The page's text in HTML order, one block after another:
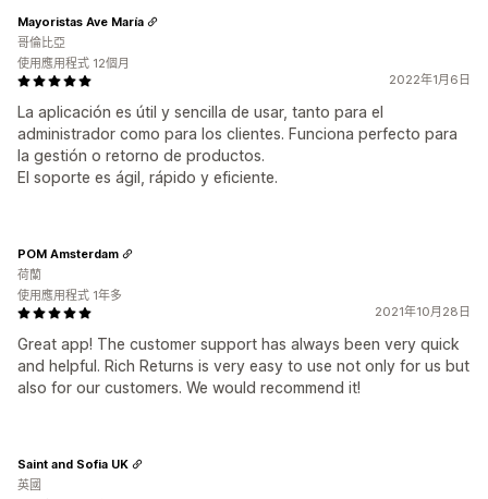
2022年1月6日
La aplicación es útil y sencilla de usar, tanto para el
administrador como para los clientes. Funciona perfecto para
la gestión o retorno de productos.
El soporte es ágil, rápido y eficiente.
Mayoristas Ave María
哥倫比亞
使用應用程式 12個月
2021年10月28日
Great app! The customer support has always been very quick
and helpful. Rich Returns is very easy to use not only for us but
also for our customers. We would recommend it!
POM Amsterdam
荷蘭
使用應用程式 1年多
Saint and Sofia UK
英國